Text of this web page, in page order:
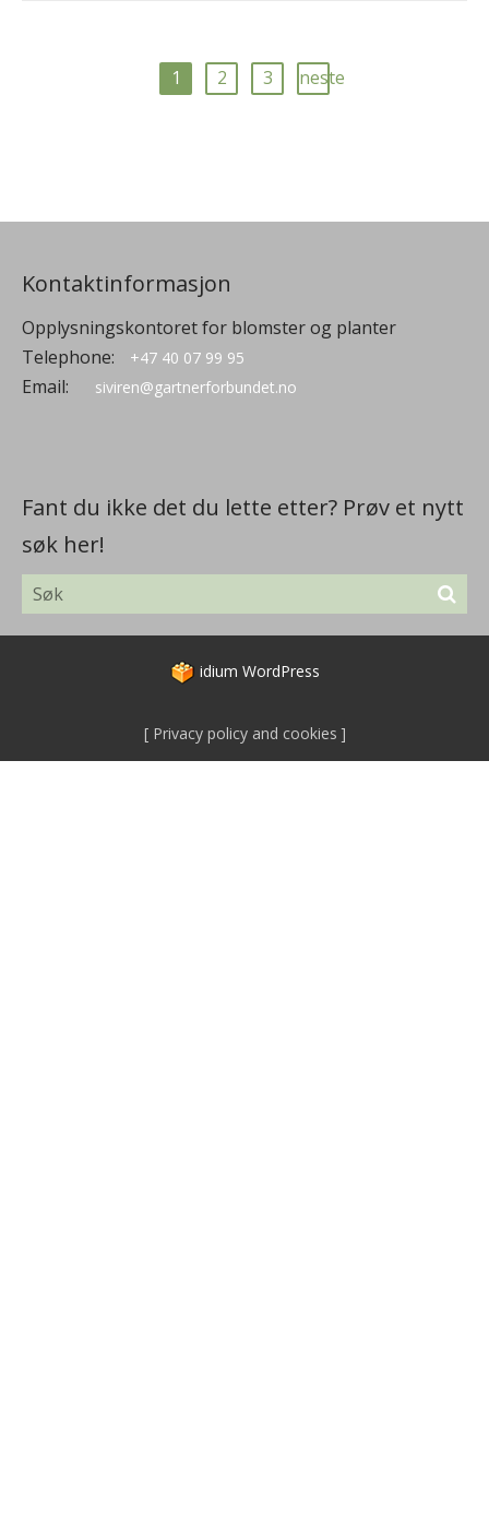
1 2 3 neste
Kontaktinformasjon
Opplysningskontoret for blomster og planter
Telephone:
+47 40 07 99 95
Email: siviren@gartnerforbundet.no
Fant du ikke det du lette etter? Prøv et nytt
søk her!
idium WordPress
Privacy policy and cookies